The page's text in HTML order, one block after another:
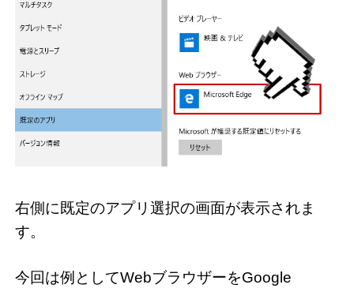
右側に既定のアプリ選択の画面が表示されま
す。
今回は例としてWebブラウザーをGoogle